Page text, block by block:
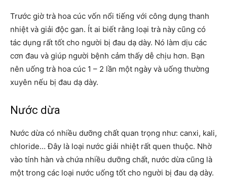
Trước giờ trà hoa cúc vốn nổi tiếng với công dụng thanh
nhiệt và giải độc gan. Ít ai biết rằng loại trà này cũng có
tác dụng rất tốt cho người bị đau dạ dày. Nó làm dịu các
cơn đau và giúp người bệnh cảm thấy dễ chịu hơn. Bạn
nên uống trà hoa cúc 1 – 2 lần một ngày và uống thường
xuyên nếu bị đau dạ dày.
Nước dừa
Nước dừa có nhiều dưỡng chất quan trọng như: canxi, kali,
chloride… Đây là loại nước giải nhiệt rất quen thuộc. Nhờ
vào tính hàn và chứa nhiều dưỡng chất, nước dừa cũng là
một trong các loại nước uống tốt cho người bị đau dạ dày.